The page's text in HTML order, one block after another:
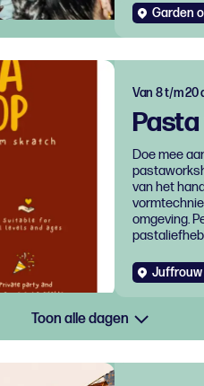
Garden
Van 8 t/m 20
Doe mee
van het
omgeving.
Juffrouw
Toon alle dagen